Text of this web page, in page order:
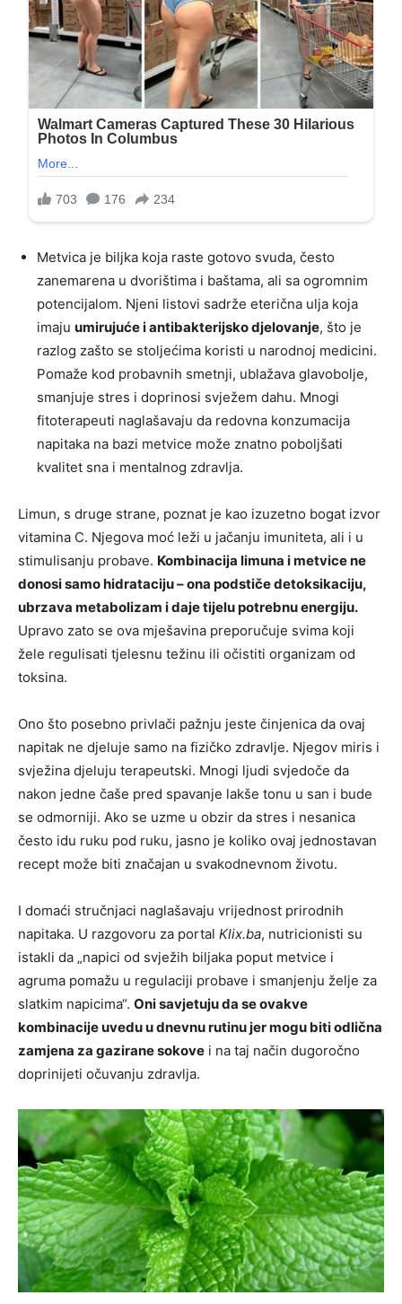
Metvica je biljka koja raste gotovo svuda, često
zanemarena u dvorištima i baštama, ali sa ogromnim
potencijalom. Njeni listovi sadrže eterična ulja koja
imaju umirujuće i antibakterijsko djelovanje, što je
razlog zašto se stoljećima koristi u narodnoj medicini.
Pomaže kod probavnih smetnji, ublažava glavobolje,
smanjuje stres i doprinosi svježem dahu. Mnogi
fitoterapeuti naglašavaju da redovna konzumacija
napitaka na bazi metvice može znatno poboljšati
kvalitet sna i mentalnog zdravlja.
Limun, s druge strane, poznat je kao izuzetno bogat izvor
vitamina C. Njegova moć leži u jačanju imuniteta, ali i u
stimulisanju probave. Kombinacija limuna i metvice ne
donosi samo hidrataciju – ona podstiče detoksikaciju,
ubrzava metabolizam i daje tijelu potrebnu energiju.
Upravo zato se ova mješavina preporučuje svima koji
žele regulisati tjelesnu težinu ili očistiti organizam od
toksina.
Ono što posebno privlači pažnju jeste činjenica da ovaj
napitak ne djeluje samo na fizičko zdravlje. Njegov miris i
svježina djeluju terapeutski. Mnogi ljudi svjedoče da
nakon jedne čaše pred spavanje lakše tonu u san i bude
se odmorniji. Ako se uzme u obzir da stres i nesanica
često idu ruku pod ruku, jasno je koliko ovaj jednostavan
recept može biti značajan u svakodnevnom životu.
I domaći stručnjaci naglašavaju vrijednost prirodnih
napitaka. U razgovoru za portal Klix.ba, nutricionisti su
istakli da „napici od svježih biljaka poput metvice i
agruma pomažu u regulaciji probave i smanjenju želje za
slatkim napicima“. Oni savjetuju da se ovakve
kombinacije uvedu u dnevnu rutinu jer mogu biti odlična
zamjena za gazirane sokove i na taj način dugoročno
doprinijeti očuvanju zdravlja.